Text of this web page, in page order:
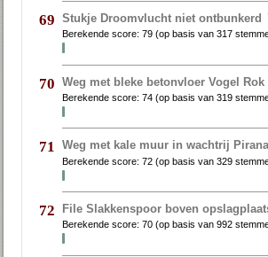
69 Stukje Droomvlucht niet ontbunkerd
Berekende score:79 (op basis van317
70 Weg met bleke betonvloer Vogel Rok
Berekende score:74 (op basis van319
71 Weg met kale muur in wachtrij Pirana
Berekende score:72 (op basis van329
72 File Slakkenspoor boven
Berekende score:70 (op basis van992